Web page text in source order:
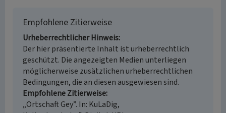
Empfohlene Zitierweise
Urheberrechtlicher Hinweis
Der hier präsentierte Inhalt ist urheberrechtlich
geschützt. Die angezeigten Medien unterliegen
möglicherweise zusätzlichen urheberrechtlichen
Bedingungen, die an diesen ausgewiesen sind.
Empfohlene Zitierweise
„Ortschaft Gey”. In: KuLaDig,